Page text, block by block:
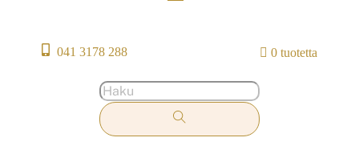
041 3178 288 0 tuotetta